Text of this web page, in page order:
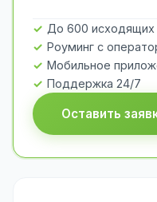
До 600 исходящих
Роуминг с
Мобильное
Поддержка 24/7
Оставить